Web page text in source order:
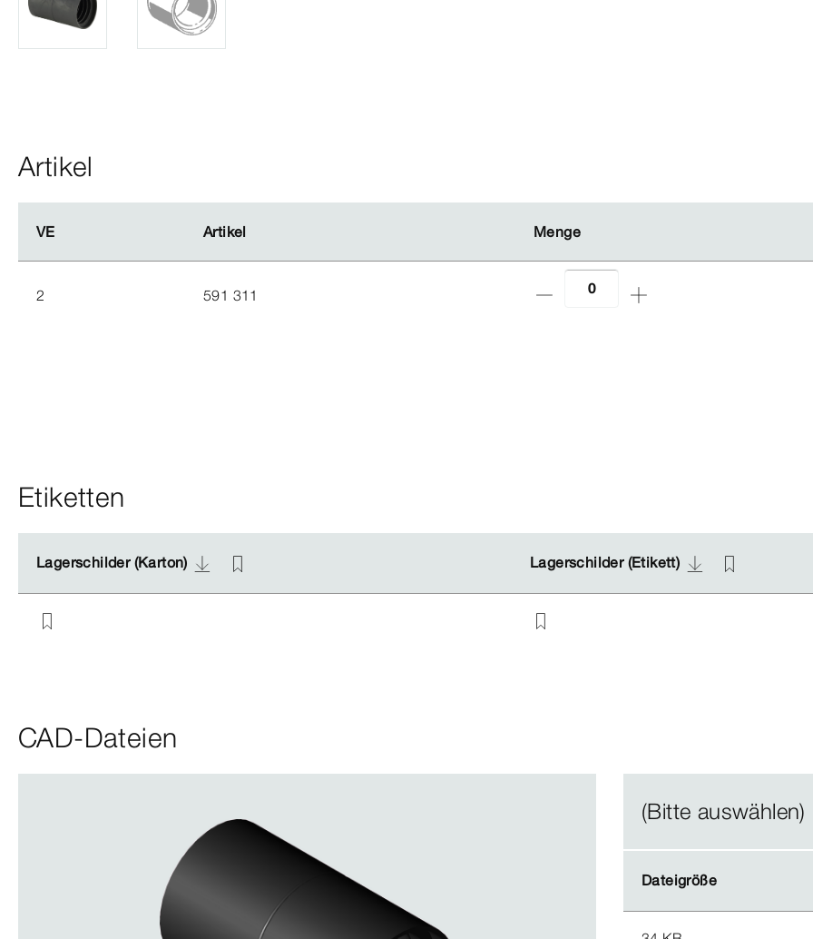
Artikel
VE Artikel Menge
VE Artikel Menge
2 591 311
Etiketten
Lagerschilder (Karton) Lagerschilder (Etikett)
Lagerschilder (Karton) Lagerschilder (Etikett)
CAD-Dateien
(Bitte auswählen)
Dateigröße
Dateigröße